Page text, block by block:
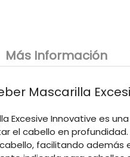
Más Información
Mascarilla
Excesive Innovative es
el cabello en
cabello, facilitando